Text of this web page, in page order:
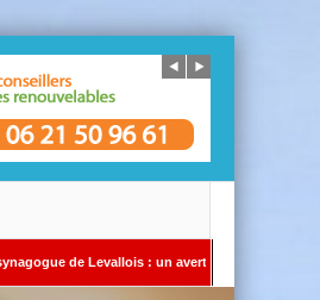
: un avertissement qui ne doit pas être